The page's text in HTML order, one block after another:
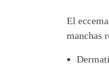
El
manchas